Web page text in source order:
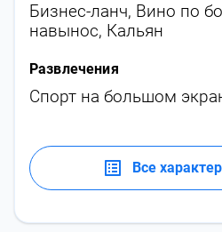
Бизнес-ланч, Вино по
навынос, Кальян
Развлечения
Спорт на большом
Все